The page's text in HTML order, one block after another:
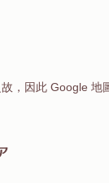
，因此 Google 地